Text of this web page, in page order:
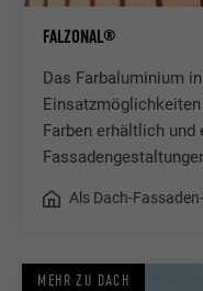
FALZONAL®
Das Farbaluminium
Farben erhältlich
Als Dach-
MEHR ZU DACH